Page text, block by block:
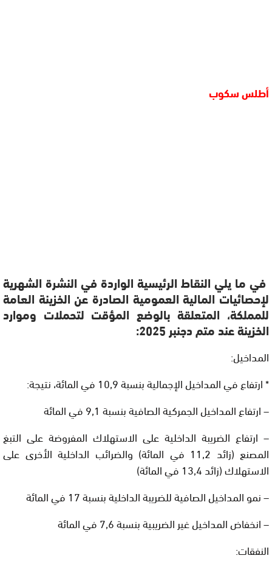
أطلس سكوب
في ما يلي النقاط الرئيسية الواردة في النشرة الشهرية
لإحصائيات المالية العمومية الصادرة عن الخزينة العامة
للمملكة، المتعلقة بالوضع المؤقت لتحملات وموارد
الخزينة عند متم دجنبر 2025:
المداخيل:
* ارتفاع في المداخيل الإجمالية بنسبة 10,9 في المائة، نتيجة:
– ارتفاع المداخيل الجمركية الصافية بنسبة 9,1 في المائة
– ارتفاع الضريبة الداخلية على الاستهلاك المفروضة على التبغ
المصنع (زائد 11,2 في المائة) والضرائب الداخلية الأخرى على
الاستهلاك (زائد 13,4 في المائة)
– نمو المداخيل الصافية للضريبة الداخلية بنسبة 17 في المائة
– انخفاض المداخيل غير الضريبية بنسبة 7,6 في المائة
النفقات: